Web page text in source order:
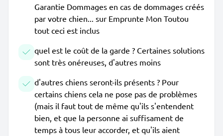
Garantie Dommages en cas de dommages créés
par votre chien... sur Emprunte Mon Toutou
tout ceci est inclus
quel est le coût de la garde ? Certaines solutions
sont très onéreuses, d'autres moins
d'autres chiens seront-ils présents ? Pour
certains chiens cela ne pose pas de problèmes
(mais il faut tout de même qu'ils s'entendent
bien, et que la personne ai suffisament de
temps à tous leur accorder, et qu'ils aient